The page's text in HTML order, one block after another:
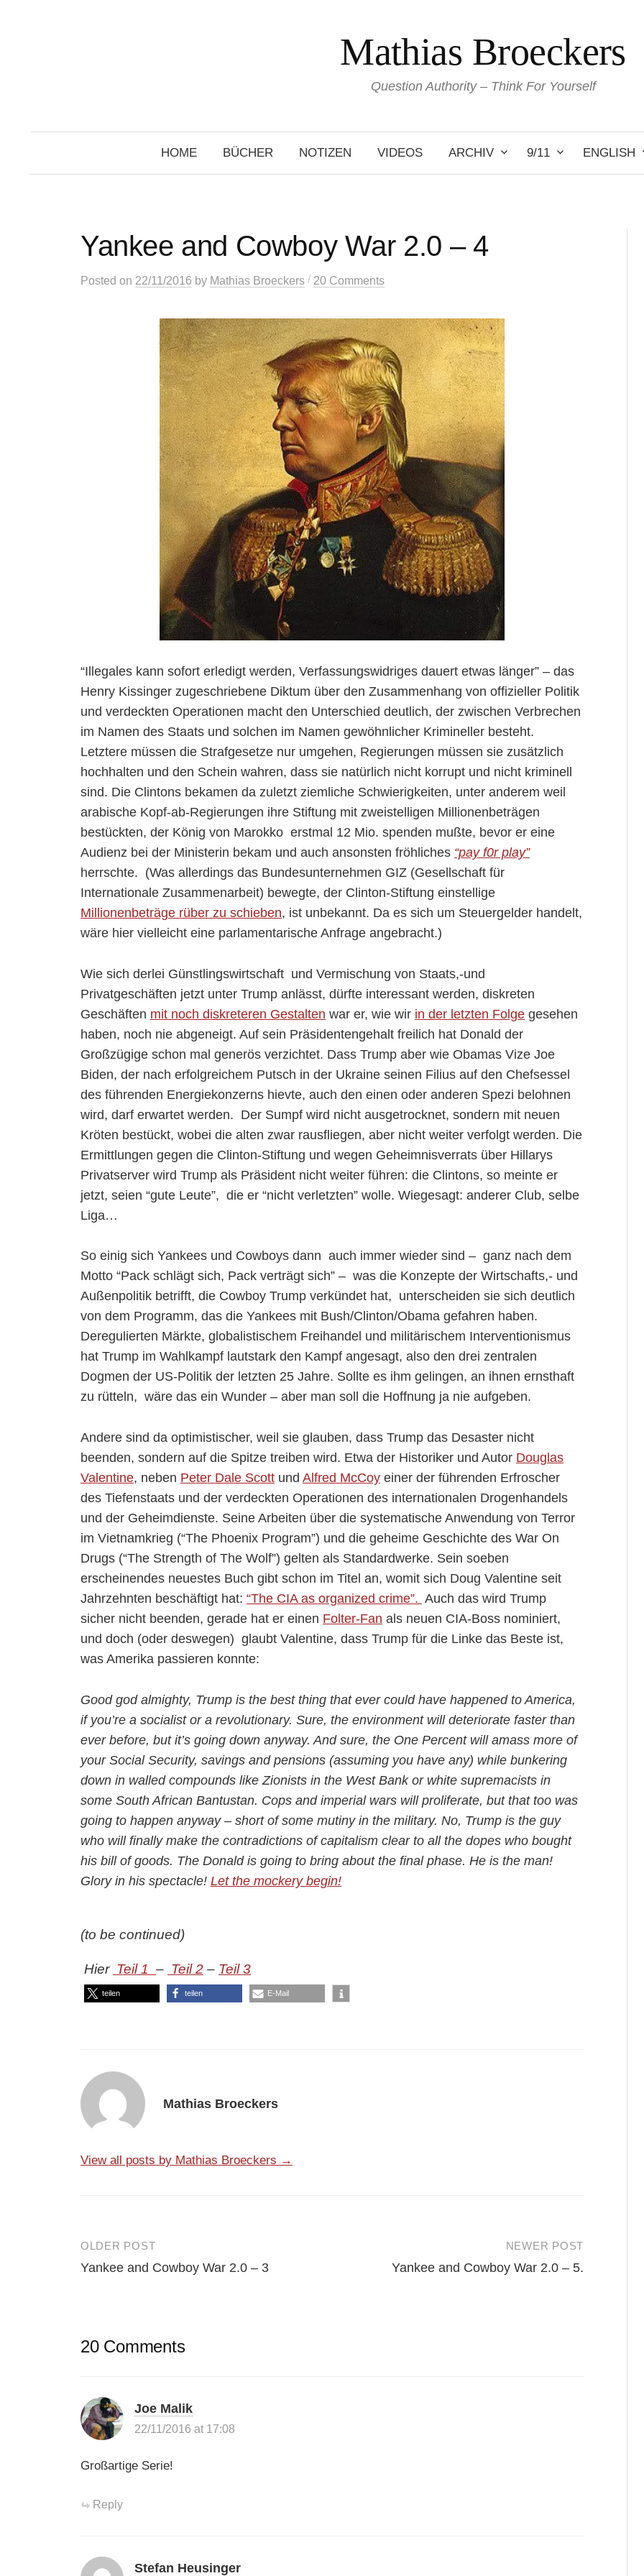
Mathias Broeckers
Question Authority – Think For Yourself
HOME BÜCHER NOTIZEN VIDEOS ARCHIV 9/11 ENGLISH
Yankee and Cowboy War 2.0 – 4
Posted on 22/11/2016 by Mathias Broeckers / 20 Comments
“Illegales kann sofort erledigt werden, Verfassungswidriges dauert etwas länger” – das
Henry Kissinger zugeschriebene Diktum über den Zusammenhang von offizieller Politik
und verdeckten Operationen macht den Unterschied deutlich, der zwischen Verbrechen
im Namen des Staats und solchen im Namen gewöhnlicher Krimineller besteht.
Letztere müssen die Strafgesetze nur umgehen, Regierungen müssen sie zusätzlich
hochhalten und den Schein wahren, dass sie natürlich nicht korrupt und nicht kriminell
sind. Die Clintons bekamen da zuletzt ziemliche Schwierigkeiten, unter anderem weil
arabische Kopf-ab-Regierungen ihre Stiftung mit zweistelligen Millionenbeträgen
bestückten, der König von Marokko erstmal 12 Mio. spenden mußte, bevor er eine
Audienz bei der Ministerin bekam und auch ansonsten fröhliches “pay f0r play”
herrschte. (Was allerdings das Bundesunternehmen GIZ (Gesellschaft für
Internationale Zusammenarbeit) bewegte, der Clinton-Stiftung einstellige
Millionenbeträge rüber zu schieben, ist unbekannt. Da es sich um Steuergelder handelt,
wäre hier vielleicht eine parlamentarische Anfrage angebracht.)
Wie sich derlei Günstlingswirtschaft und Vermischung von Staats,-und
Privatgeschäften jetzt unter Trump anlässt, dürfte interessant werden, diskreten
Geschäften mit noch diskreteren Gestalten war er, wie wir in der letzten Folge gesehen
haben, noch nie abgeneigt. Auf sein Präsidentengehalt freilich hat Donald der
Großzügige schon mal generös verzichtet. Dass Trump aber wie Obamas Vize Joe
Biden, der nach erfolgreichem Putsch in der Ukraine seinen Filius auf den Chefsessel
des führenden Energiekonzerns hievte, auch den einen oder anderen Spezi belohnen
wird, darf erwartet werden. Der Sumpf wird nicht ausgetrocknet, sondern mit neuen
Kröten bestückt, wobei die alten zwar rausfliegen, aber nicht weiter verfolgt werden. Die
Ermittlungen gegen die Clinton-Stiftung und wegen Geheimnisverrats über Hillarys
Privatserver wird Trump als Präsident nicht weiter führen: die Clintons, so meinte er
jetzt, seien “gute Leute”, die er “nicht verletzten” wolle. Wiegesagt: anderer Club, selbe
Liga…
So einig sich Yankees und Cowboys dann auch immer wieder sind – ganz nach dem
Motto “Pack schlägt sich, Pack verträgt sich” – was die Konzepte der Wirtschafts,- und
Außenpolitik betrifft, die Cowboy Trump verkündet hat, unterscheiden sie sich deutlich
von dem Programm, das die Yankees mit Bush/Clinton/Obama gefahren haben.
Deregulierten Märkte, globalistischem Freihandel und militärischem Interventionismus
hat Trump im Wahlkampf lautstark den Kampf angesagt, also den drei zentralen
Dogmen der US-Politik der letzten 25 Jahre. Sollte es ihm gelingen, an ihnen ernsthaft
zu rütteln, wäre das ein Wunder – aber man soll die Hoffnung ja nie aufgeben.
Andere sind da optimistischer, weil sie glauben, dass Trump das Desaster nicht
beenden, sondern auf die Spitze treiben wird. Etwa der Historiker und Autor Douglas
Valentine, neben Peter Dale Scott und Alfred McCoy einer der führenden Erfroscher
des Tiefenstaats und der verdeckten Operationen des internationalen Drogenhandels
und der Geheimdienste. Seine Arbeiten über die systematische Anwendung von Terror
im Vietnamkrieg (“The Phoenix Program”) und die geheime Geschichte des War On
Drugs (“The Strength of The Wolf”) gelten als Standardwerke. Sein soeben
erscheinendes neuestes Buch gibt schon im Titel an, womit sich Doug Valentine seit
Jahrzehnten beschäftigt hat: “The CIA as organized crime”. Auch das wird Trump
sicher nicht beenden, gerade hat er einen Folter-Fan als neuen CIA-Boss nominiert,
und doch (oder deswegen) glaubt Valentine, dass Trump für die Linke das Beste ist,
was Amerika passieren konnte:
Good god almighty, Trump is the best thing that ever could have happened to America,
if you’re a socialist or a revolutionary. Sure, the environment will deteriorate faster than
ever before, but it’s going down anyway. And sure, the One Percent will amass more of
your Social Security, savings and pensions (assuming you have any) while bunkering
down in walled compounds like Zionists in the West Bank or white supremacists in
some South African Bantustan. Cops and imperial wars will proliferate, but that too was
going to happen anyway – short of some mutiny in the military. No, Trump is the guy
who will finally make the contradictions of capitalism clear to all the dopes who bought
his bill of goods. The Donald is going to bring about the final phase. He is the man!
Glory in his spectacle! Let the mockery begin!
(to be continued)
Hier Teil 1 – Teil 2 – Teil 3
teilen teilen E-Mail
Mathias Broeckers
View all posts by Mathias Broeckers →
Post
OLDER POST
Yankee and Cowboy War 2.0 – 3
NEWER POST
Yankee and Cowboy War 2.0 – 5.
20 Comments
Joe Malik
22/11/2016 at 17:08
Großartige Serie!
Reply
Stefan Heusinger